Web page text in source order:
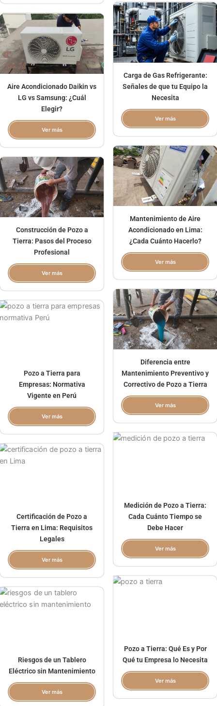
Carga de Gas Refrigerante:
Señales de que tu Equipo la
Necesita
Ver más
Aire Acondicionado Daikin vs
LG vs Samsung: ¿Cuál
Elegir?
Ver más
Mantenimiento de Aire
Acondicionado en Lima:
¿Cada Cuánto Hacerlo?
Ver más
Construcción de Pozo a
Tierra: Pasos del Proceso
Profesional
Ver más
Diferencia entre
Mantenimiento Preventivo y
Correctivo de Pozo a Tierra
Ver más
Pozo a Tierra para
Empresas: Normativa
Vigente en Perú
Ver más
Medición de Pozo a Tierra:
Cada Cuánto Tiempo se
Debe Hacer
Ver más
Certificación de Pozo a
Tierra en Lima: Requisitos
Legales
Ver más
Pozo a Tierra: Qué Es y Por
Qué tu Empresa lo Necesita
Ver más
Riesgos de un Tablero
Eléctrico sin Mantenimiento
Ver más